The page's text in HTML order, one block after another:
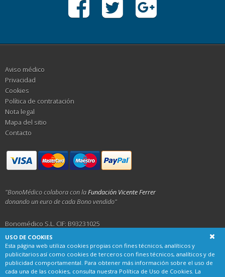
Aviso médico
Privacidad
Cookies
Política de contratación
Nota legal
Mapa del sitio
Contacto
"BonoMédico colabora con laFundación Vicente Ferrer
donando un euro de cada Bono vendido"
Bonomédico S.L. CIF: B93231025
Calle Alemania 23, 29001 Málaga
USO DE COOKIES
Esta página web utiliza cookies propias con fines técnicos, analíticos y
publicitarios así como cookies de terceros con fines técnicos, analíticos y de
publicidad comportamental. Para obtener más información sobre el uso de
cada una de las cookies, consulta nuestra Política de Uso de Cookies. La